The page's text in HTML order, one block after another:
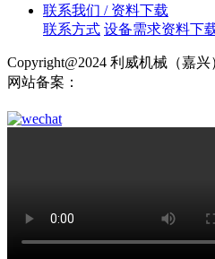
联系我们 / 资料下载
联系方式 设备需求资料下
Copyright@2024 利威机械（嘉
网站备案：